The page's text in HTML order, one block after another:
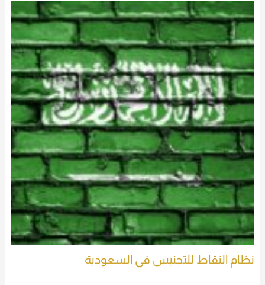
نظام النقاط للتجنيس في السعودية